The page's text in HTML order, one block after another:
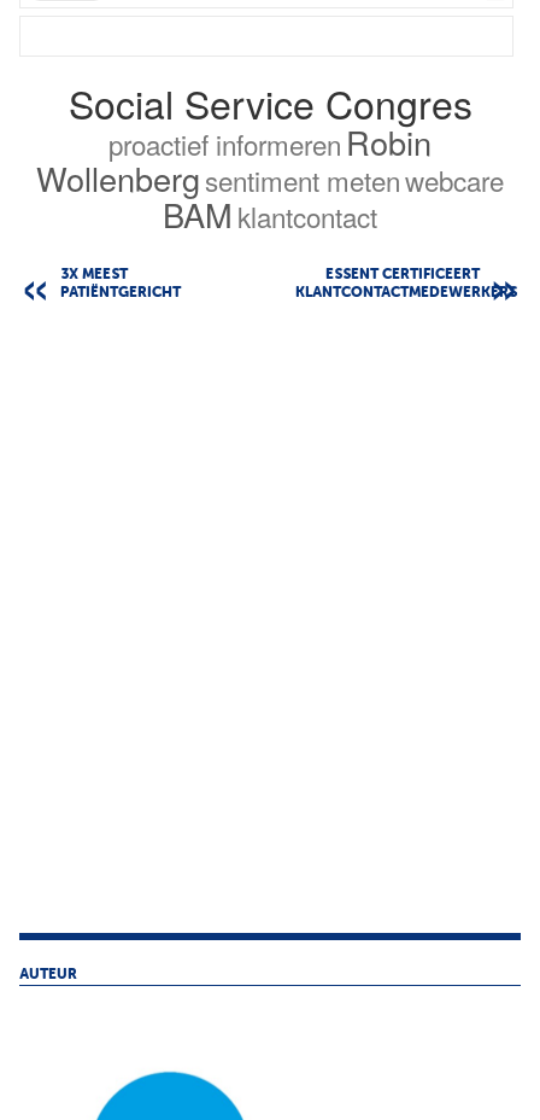
Social Service Congres
proactief informeren Robin
Wollenbergsentiment metenwebcare
BAM klantcontact
3X MEEST
PATIËNTGERICHT
ESSENT CERTIFICEERT
KLANTCONTACTMEDEWERKERS
AUTEUR